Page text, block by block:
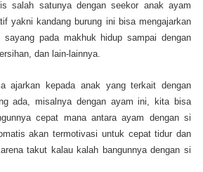
salah satunya dengan seekor anak ayam
yakni kandang burung ini bisa mengajarkan
pada makhuk hidup sampai dengan
dan lain-lainnya.
ajarkan kepada anak yang terkait dengan
ada, misalnya dengan ayam ini, kita bisa
cepat mana antara ayam dengan si
akan termotivasi untuk cepat tidur dan
takut kalau kalah bangunnya dengan si